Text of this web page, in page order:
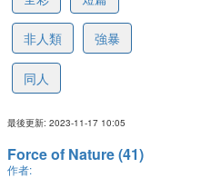
非人類 強暴
同人
最後更新: 2023-11-17 10:05
Force of Nature (41)
作者: